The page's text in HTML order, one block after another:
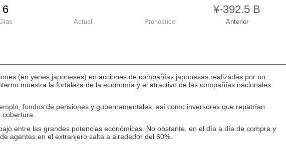
6 ¥​-392.5 B
Días Actual Pronóstico Anterior
(en yenes japoneses) en acciones de compañías japonesas realizadas por no
muestra la fortaleza de la economía y el atractivo de las compañías nacionales
fondos de pensiones y gubernamentales, así como inversores que repatrían
entre las grandes potencias económicas. No obstante, en el día a día de compra y
agentes en el extranjero salta a alrededor del 60%.